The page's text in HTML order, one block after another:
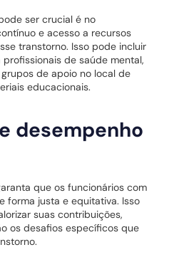
ser crucial é no
e acesso a recursos
transtorno. Isso pode incluir
de saúde mental,
de apoio no local de
educacionais.
desempenho
que os funcionários com
forma justa e equitativa. Isso
suas contribuições,
os desafios específicos que